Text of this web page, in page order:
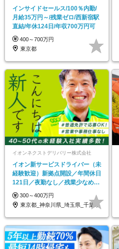
インサイドセールス/100％内勤/
月給35万円～/残業ゼロ/西新宿駅
直結/年休124日/年収700万円可
400～700万円
東京都
イオンネクストデリバリー株式会社
イオン新サービスドライバー（未
経験歓迎）新拠点開設／年間休日
121日／夜勤なし／残業少なめ／
40～50代活躍中
300～400万円
東京都_神奈川県_埼玉県_千葉県